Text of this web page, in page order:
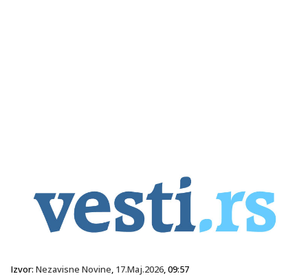
Izvor: Nezavisne Novine, 17.Maj.2026, 09:57